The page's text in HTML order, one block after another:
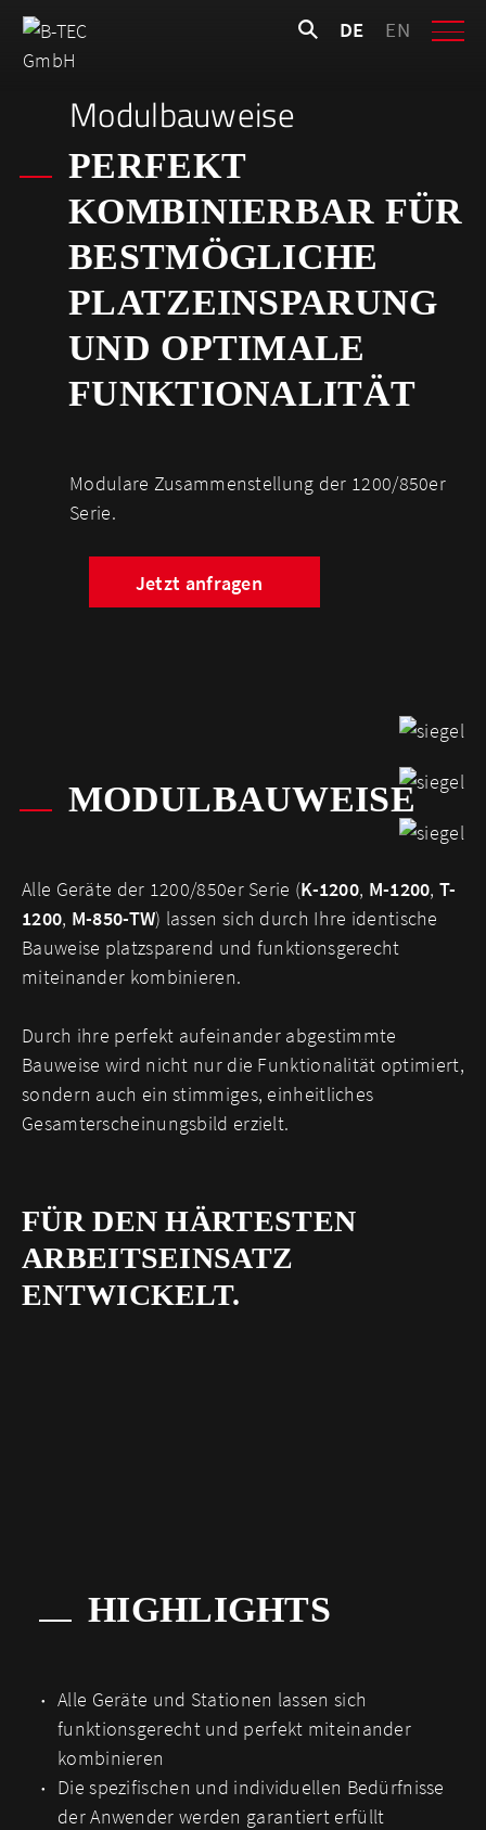
Suchen
DE EN
Skip
content
Modulbauweise
PERFEKT
KOMBINIERBAR FÜR
BESTMÖGLICHE
PLATZEINSPARUNG
UND OPTIMALE
FUNKTIONALITÄT
Modulare Zusammenstellung der 1200/850er
Serie.
Jetzt anfragen
MODULBAUWEISE
Alle Geräte der 1200/850er Serie (K-1200, M-1200,T-
1200, M-850-TW) lassen sich durch Ihre identische
Bauweise platzsparend und funktionsgerecht
miteinander kombinieren.
Durch ihre perfekt aufeinander abgestimmte
Bauweise wird nicht nur die Funktionalität optimiert,
sondern auch ein stimmiges, einheitliches
Gesamterscheinungsbild erzielt.
FÜR DEN HÄRTESTEN
ARBEITSEINSATZ
ENTWICKELT.
HIGHLIGHTS
Alle Geräte und Stationen lassen sich
funktionsgerecht und perfekt miteinander
kombinieren
Die spezifischen und individuellen Bedürfnisse
der Anwender werden garantiert erfüllt